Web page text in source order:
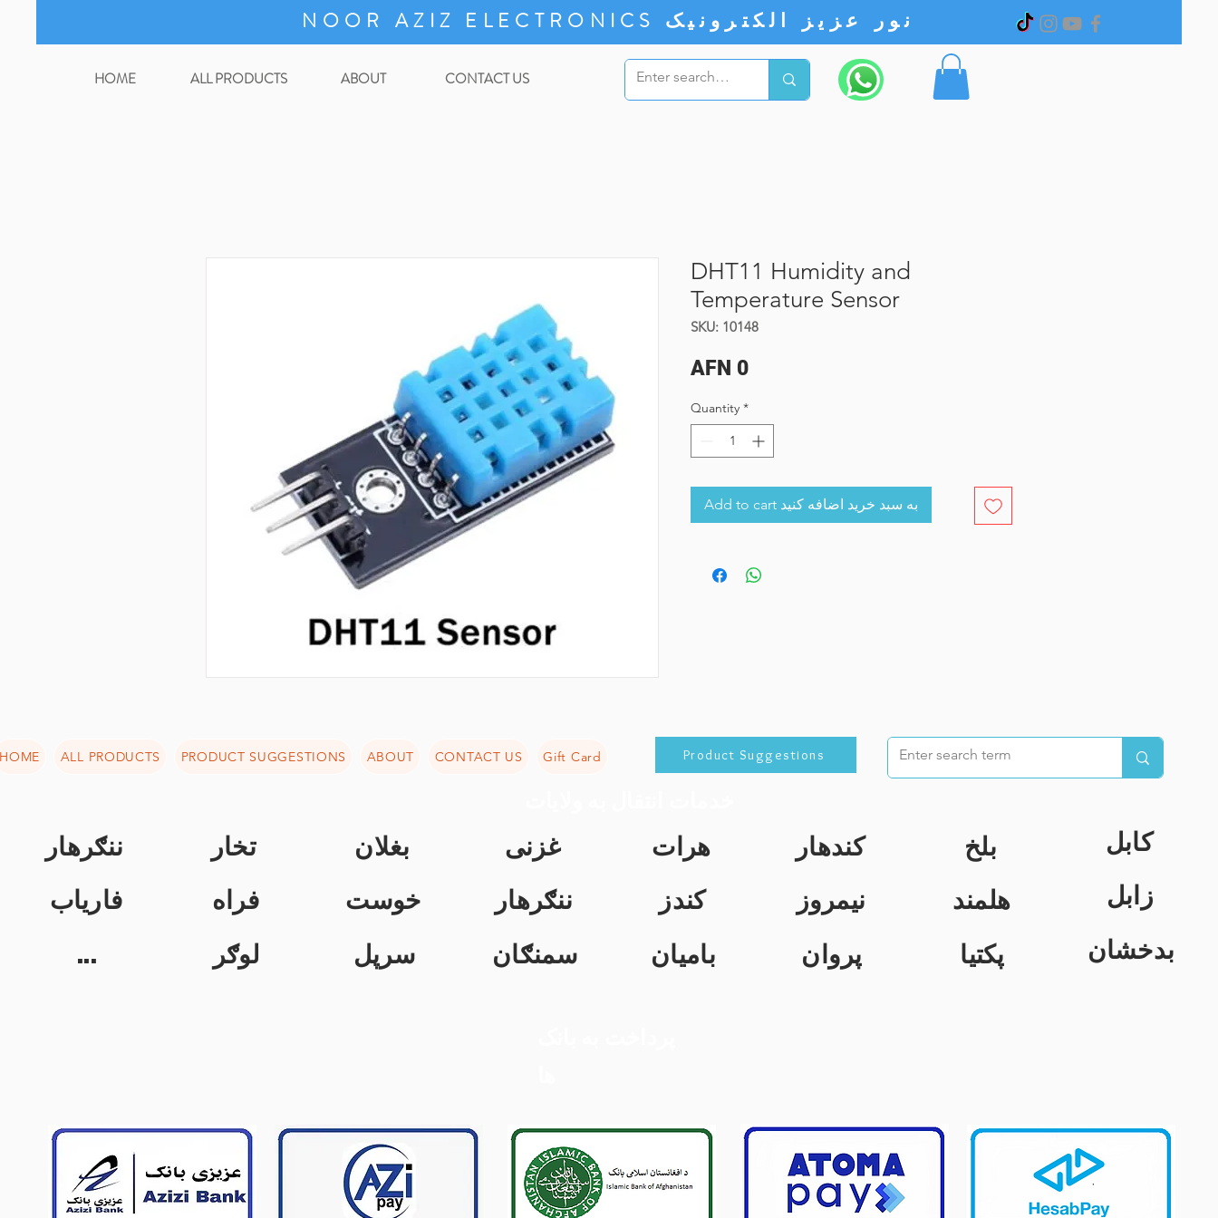
HOME ALL PRODUCTS ABOUT CONTACT US
NOOR AZIZ ELECTRONICS
DHT11 Humidity and
Temperature Sensor
SKU: 10148
AFN 0Price
Quantity *
Add to cart به سبد خرید اضافه کنید
HOME ALL PRODUCTS PRODUCT SUGGESTIONS ABOUT CONTACT US Gift Card Product Suggestions
ننګرهار تخار بغلان غزنی هرات کندهار بلخ
کابل
فاریاب
فراه خوست ننګرهار کندز نیمروز هلمند
زابل
...
لوګر سرپل سمنګان بامیان پروان پکتیا بدخشان